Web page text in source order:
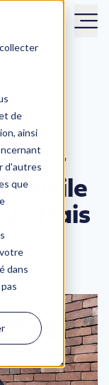
de
ainsi
d'autres
que
dans
frais